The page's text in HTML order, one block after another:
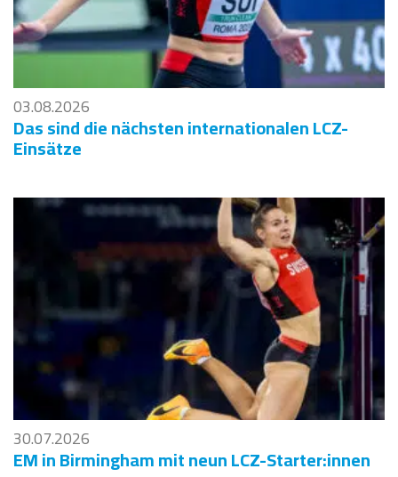
03.08.2026
Das sind die nächsten internationalen LCZ-
Einsätze
30.07.2026
EM in Birmingham mit neun LCZ-Starter:innen